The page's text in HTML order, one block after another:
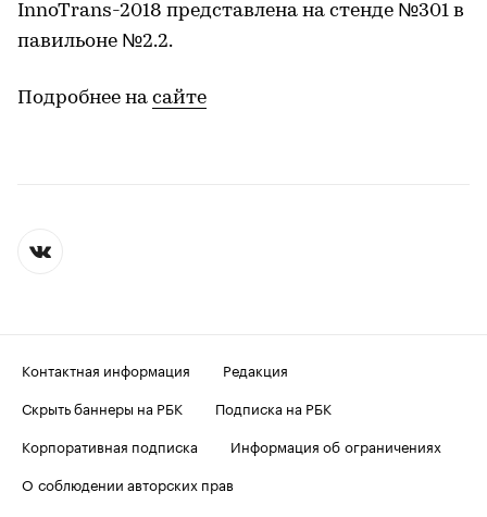
InnoTrans-2018 представлена на стенде №301 в
павильоне №2.2.
Подробнее на сайте
Контактная информация
Редакция
Скрыть баннеры на РБК
Подписка на РБК
Корпоративная подписка
Информация об ограничениях
О соблюдении авторских прав